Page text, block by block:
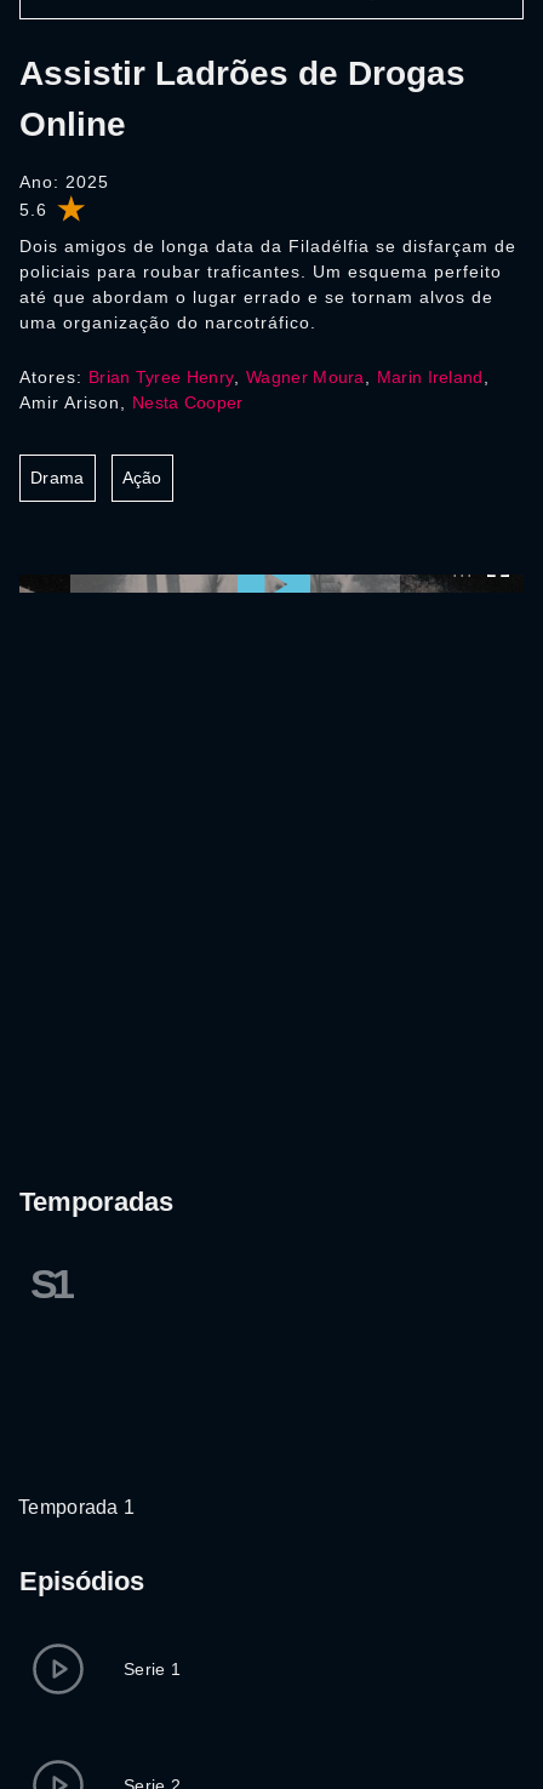
5.6
Assistir Ladrões de Drogas
Online
Ano: 2025
Dois amigos de longa data da Filadélfia se disfarçam de
policiais para roubar traficantes. Um esquema perfeito
até que abordam o lugar errado e se tornam alvos de
uma organização do narcotráfico.
Atores: Brian Tyree Henry ,Wagner Moura Marin Ireland
Amir Arison, Nesta Cooper
Drama Ação
Temporadas
S1
Temporada 1
Episódios
Serie 1